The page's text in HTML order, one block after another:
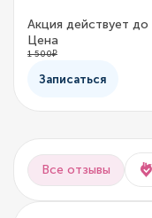
Акция действует
Цена
1 500₽
Записаться
Все отзывы